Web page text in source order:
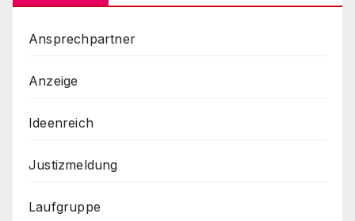
Ansprechpartner
Anzeige
Ideenreich
Justizmeldung
Laufgruppe